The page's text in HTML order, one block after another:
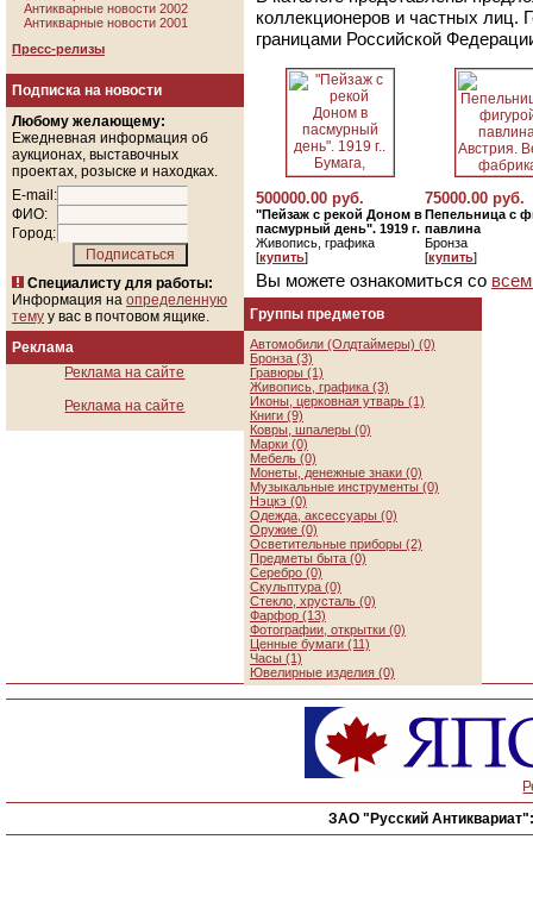
Антикварные новости 2002
Антикварные новости 2001
Пресс-релизы
Подписка на новости
Любому желающему:
Ежедневная информация об
аукционах, выставочных
проектах, розыске и находках.
E-mail:
ФИО:
Город:
Специалисту для работы:
Информация на определенную
тему у вас в почтовом ящике.
Реклама
Реклама на сайте
Реклама на сайте
коллекционеров и частных лиц.
границами Российской
500000.00 руб.
"Пейзаж с рекой Доном в
пасмурный день". 1919 г.
Живопись, графика
[купить]
75000.00 руб.
Пепельница с
павлина
Бронза
[купить]
Вы можете ознакомиться со
Группы предметов
Автомобили (Олдтаймеры) (0)
Бронза (3)
Гравюры (1)
Живопись, графика (3)
Иконы, церковная утварь (1)
Книги (9)
Ковры, шпалеры (0)
Марки (0)
Мебель (0)
Монеты, денежные знаки (0)
Музыкальные инструменты (0)
Нэцкэ (0)
Одежда, аксессуары (0)
Оружие (0)
Осветительные приборы (2)
Предметы быта (0)
Серебро (0)
Скульптура (0)
Стекло, хрусталь (0)
Фарфор (13)
Фотографии, открытки (0)
Ценные бумаги (11)
Часы (1)
Ювелирные изделия (0)
ЗАО "Русский Антиквариат":